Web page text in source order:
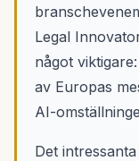
Legal
något
av Europas
AI-
Det